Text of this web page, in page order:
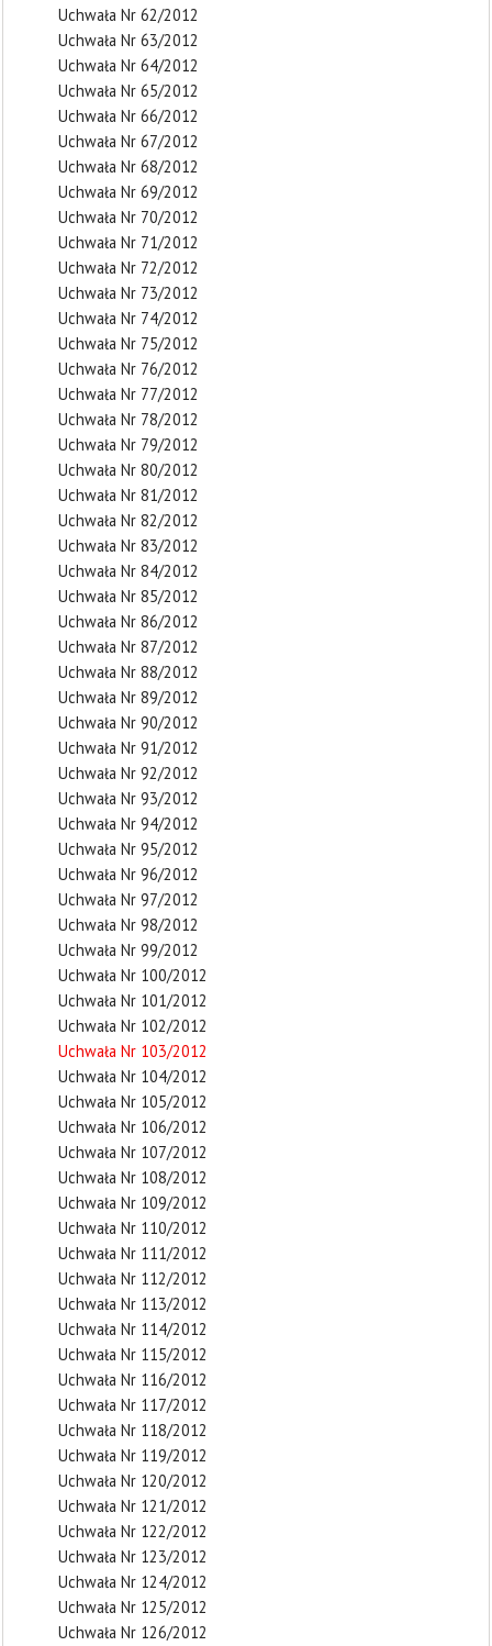
Uchwała Nr 62/2012
Uchwała Nr 63/2012
Uchwała Nr 64/2012
Uchwała Nr 65/2012
Uchwała Nr 66/2012
Uchwała Nr 67/2012
Uchwała Nr 68/2012
Uchwała Nr 69/2012
Uchwała Nr 70/2012
Uchwała Nr 71/2012
Uchwała Nr 72/2012
Uchwała Nr 73/2012
Uchwała Nr 74/2012
Uchwała Nr 75/2012
Uchwała Nr 76/2012
Uchwała Nr 77/2012
Uchwała Nr 78/2012
Uchwała Nr 79/2012
Uchwała Nr 80/2012
Uchwała Nr 81/2012
Uchwała Nr 82/2012
Uchwała Nr 83/2012
Uchwała Nr 84/2012
Uchwała Nr 85/2012
Uchwała Nr 86/2012
Uchwała Nr 87/2012
Uchwała Nr 88/2012
Uchwała Nr 89/2012
Uchwała Nr 90/2012
Uchwała Nr 91/2012
Uchwała Nr 92/2012
Uchwała Nr 93/2012
Uchwała Nr 94/2012
Uchwała Nr 95/2012
Uchwała Nr 96/2012
Uchwała Nr 97/2012
Uchwała Nr 98/2012
Uchwała Nr 99/2012
Uchwała Nr 100/2012
Uchwała Nr 101/2012
Uchwała Nr 102/2012
Uchwała Nr 103/2012
Uchwała Nr 104/2012
Uchwała Nr 105/2012
Uchwała Nr 106/2012
Uchwała Nr 107/2012
Uchwała Nr 108/2012
Uchwała Nr 109/2012
Uchwała Nr 110/2012
Uchwała Nr 111/2012
Uchwała Nr 112/2012
Uchwała Nr 113/2012
Uchwała Nr 114/2012
Uchwała Nr 115/2012
Uchwała Nr 116/2012
Uchwała Nr 117/2012
Uchwała Nr 118/2012
Uchwała Nr 119/2012
Uchwała Nr 120/2012
Uchwała Nr 121/2012
Uchwała Nr 122/2012
Uchwała Nr 123/2012
Uchwała Nr 124/2012
Uchwała Nr 125/2012
Uchwała Nr 126/2012